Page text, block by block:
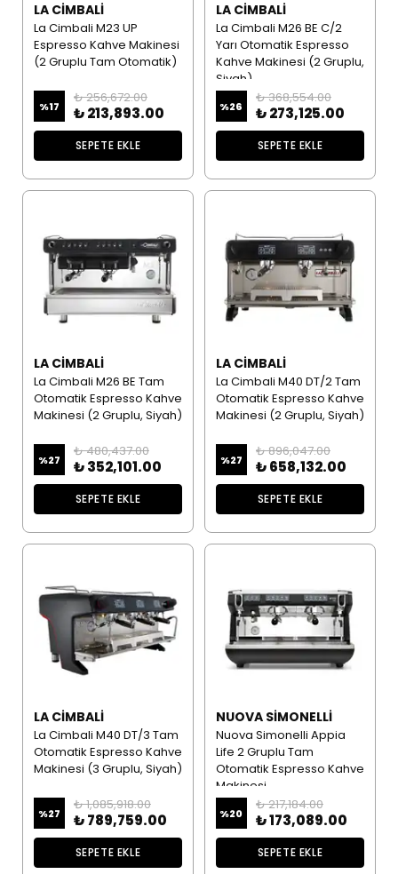
LA CIMBALI
La Cimbali M23 UP
Espresso Kahve Makinesi
(2 Gruplu Tam Otomatik)
%17
₺ 256,672.00
₺ 213,893.00
SEPETE EKLE
LA CIMBALI
La Cimbali M26 BE C/2
Yarı Otomatik Espresso
Kahve Makinesi (2 Gruplu,
Siyah)
%26
₺ 368,554.00
₺ 273,125.00
SEPETE EKLE
LA CIMBALI
La Cimbali M26 BE Tam
Otomatik Espresso Kahve
Makinesi (2 Gruplu, Siyah)
%27
₺ 480,437.00
₺ 352,101.00
SEPETE EKLE
LA CIMBALI
La Cimbali M40 DT/2 Tam
Otomatik Espresso Kahve
Makinesi (2 Gruplu, Siyah)
%27
₺ 896,047.00
₺ 658,132.00
SEPETE EKLE
LA CIMBALI
La Cimbali M40 DT/3 Tam
Otomatik Espresso Kahve
Makinesi (3 Gruplu, Siyah)
%27
₺ 1,085,918.00
₺ 789,759.00
SEPETE EKLE
NUOVA SIMONELLI
Nuova Simonelli Appia
Life 2 Gruplu Tam
Otomatik Espresso Kahve
Makinesi
%20
₺ 217,184.00
₺ 173,089.00
SEPETE EKLE